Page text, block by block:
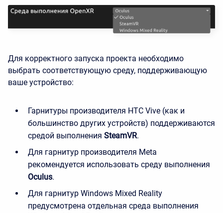
Для корректного запуска проекта необходимо
выбрать соответствующую среду, поддерживающую
ваше устройство:
Гарнитуры производителя HTC Vive (как и
большинство других устройств) поддерживаются
средой выполнения SteamVR.
Для гарнитур производителя Meta
рекомендуется использовать среду выполнения
Oculus.
Для гарнитур Windows Mixed Reality
предусмотрена отдельная среда выполнения